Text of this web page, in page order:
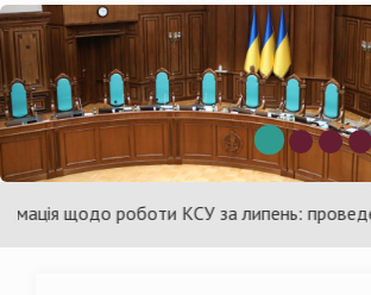
Конституційний
Суд
України
щодо роботи КСУ за липень: проведено